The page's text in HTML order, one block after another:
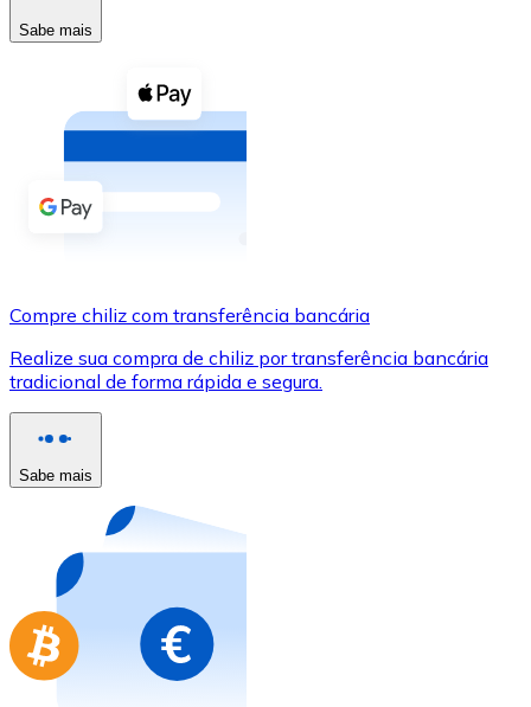
Ver tudo
Cupons cripto
Compre criptomoedas com dinheiro e outros
Comprar com dinheiro
Transferência SEPA
Use cartões Visa e Mastercard para comprar
Comprar com cartão
Compre cartões-presente das suas marcas favoritas
Ir para a loja de cartões-presente
Sabe mais
Compre chiliz com transferência bancária
Realize sua compra de chiliz por transferência bancária
tradicional de forma rápida e segura.
Sabe mais